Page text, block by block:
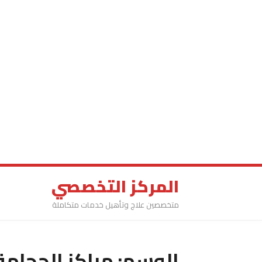
المركز التخصصي
متخصصين علاج وتأهيل خدمات متكاملة